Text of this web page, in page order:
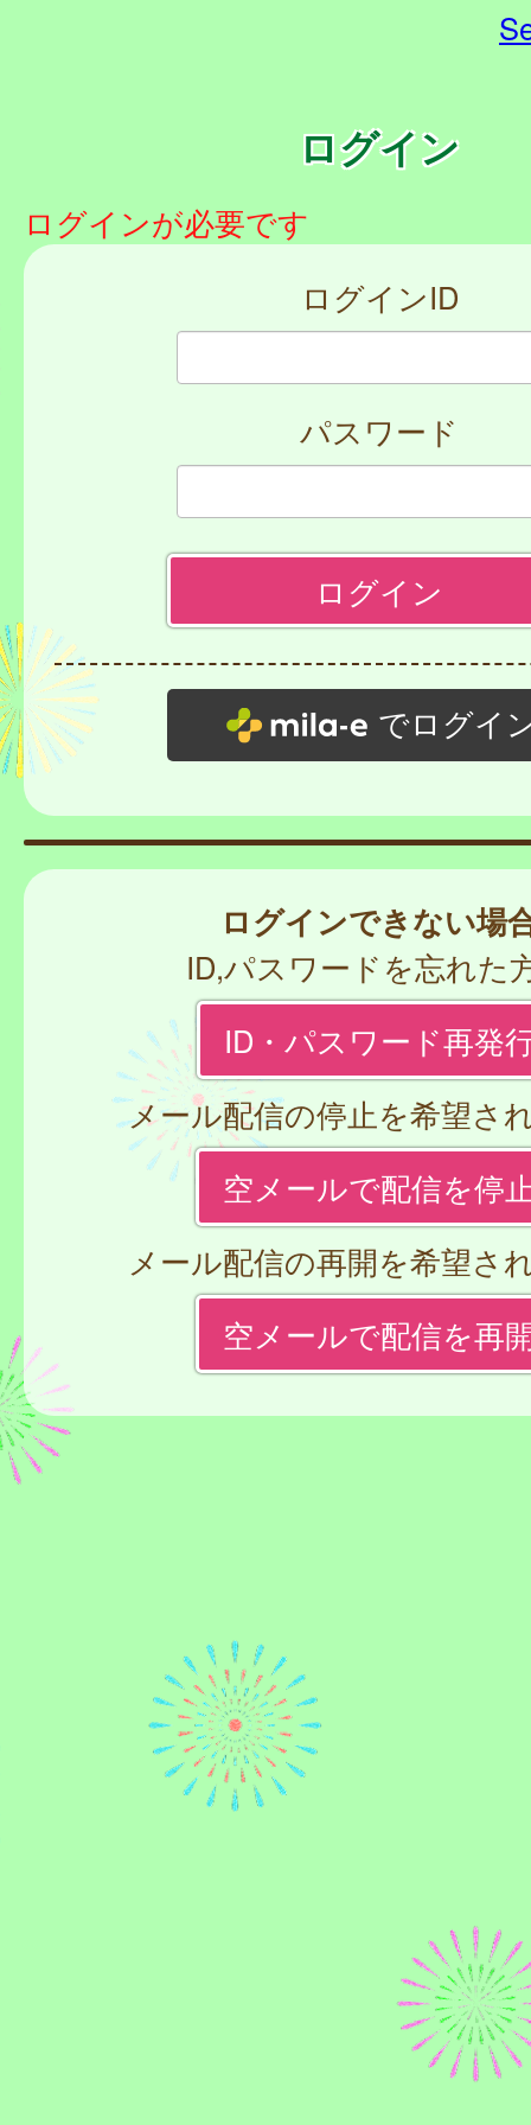
ログイン
ログインが必要です
ログインID
パスワード
でログイ
ログインできない場
ID,パスワードを忘れた
ID・パスワード再発
メール配信の停止を希望さ
空メールで配信を停
メール配信の再開を希望さ
空メールで配信を再